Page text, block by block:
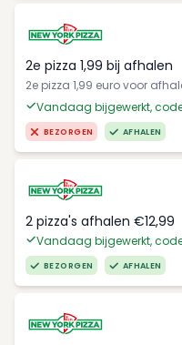
2e pizza 1,99 bij afhalen
2e pizza 1,99 euro voor
Vandaag bijgewerkt,
BEZORGEN AFHALEN
2 pizza's afhalen €12,99
Vandaag bijgewerkt,
BEZORGEN AFHALEN